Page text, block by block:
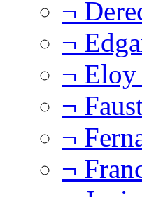
¬
¬
¬ Eloy
¬
¬
¬